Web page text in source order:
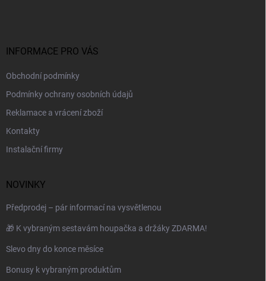
INFORMACE PRO VÁS
Obchodní podmínky
Podmínky ochrany osobních údajů
Reklamace a vrácení zboží
Kontakty
Instalační firmy
NOVINKY
Předprodej – pár informací na vysvětlenou
🎁 K vybraným sestavám houpačka a držáky ZDARMA!
Slevo dny do konce měsíce
Bonusy k vybraným produktům